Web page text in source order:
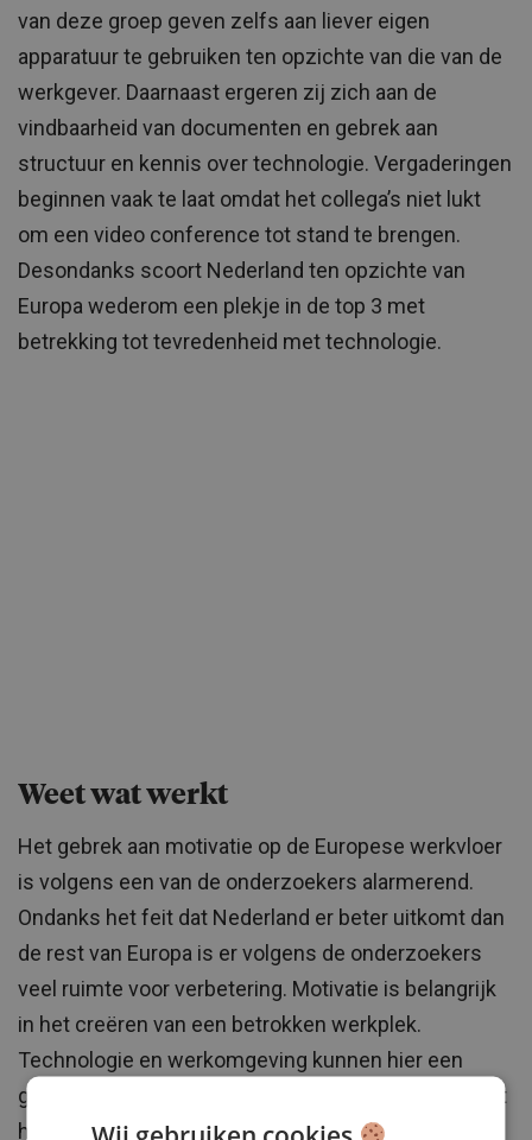
van deze groep geven zelfs aan liever eigen
apparatuur te gebruiken ten opzichte van die van de
werkgever. Daarnaast ergeren zij zich aan de
vindbaarheid van documenten en gebrek aan
structuur en kennis over technologie. Vergaderingen
beginnen vaak te laat omdat het collega’s niet lukt
om een video conference tot stand te brengen.
Desondanks scoort Nederland ten opzichte van
Europa wederom een plekje in de top 3 met
betrekking tot tevredenheid met technologie.
Weet wat werkt
Het gebrek aan motivatie op de Europese werkvloer
is volgens een van de onderzoekers alarmerend.
Ondanks het feit dat Nederland er beter uitkomt dan
de rest van Europa is er volgens de onderzoekers
veel ruimte voor verbetering. Motivatie is belangrijk
in het creëren van een betrokken werkplek.
Technologie en werkomgeving kunnen hier een
grote rol in spelen. Wanneer deze oké zijn motiveert
het medewerkers extra, wanneer dit niet zo is gaat